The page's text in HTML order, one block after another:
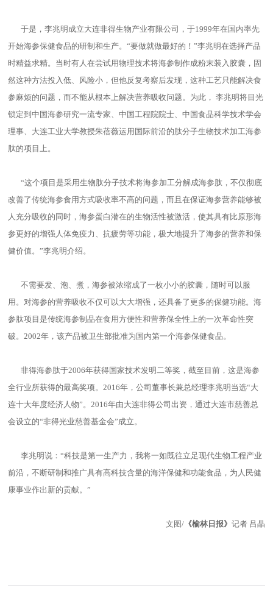
于是，李兆明成立大连非得生物产业有限公司，于1999年在国内率先
开始海参保健食品的研制和生产。“要做就做最好的！”李兆明在选择产品
时精益求精。当时有人在尝试用物理技术将海参制作成粉末装入胶囊，固
然这种方法投入低、风险小，但他反复考察后发现，这种工艺只能解决食
参麻烦的问题，而不能从根本上解决营养吸收问题。为此， 李兆明将目光
锁定到中国海参研究一流专家、中国工程院院士、中国食品科学技术学会
理事、大连工业大学教授朱蓓薇运用国际前沿的肽分子生物技术加工海参
肽的项目上。
“这个项目是采用生物肽分子技术将海参加工分解成海参肽，不仅彻底
改善了传统海参食用方式吸收率不高的问题，而且在保证海参营养能够被
人充分吸收的同时，海参蛋白潜在的生物活性被激活，使其具有比原形海
参更好的增强人体免疫力、抗疲劳等功能，极大地提升了海参的营养和保
健价值。”李兆明介绍。
不需要发、泡、煮，海参被浓缩成了一枚小小的胶囊，随时可以服
用。对海参的营养吸收不仅可以大大增强，还具备了更多的保健功能。海
参肽项目是传统海参制品在食用方便性和营养保全性上的一次革命性突
破。2002年，该产品被卫生部批准为国内第一个海参保健食品。
非得海参肽于2006年获得国家技术发明二等奖，截至目前，这是海参
全行业所获得的最高奖项。2016年，公司董事长兼总经理李兆明当选“大
连十大年度经济人物”。2016年由大连非得公司出资，通过大连市慈善总
会设立的“非得光业慈善基金会”成立。
李兆明说：“科技是第一生产力，我将一如既往立足现代生物工程产业
前沿，不断研制和推广具有高科技含量的海洋保健和功能食品，为人民健
康事业作出新的贡献。”
文图/《榆林日报》 记者 吕晶